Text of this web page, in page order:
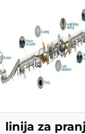
linija za